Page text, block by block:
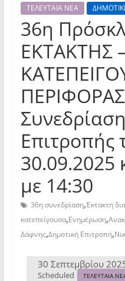
ΤΕΛΕΥΤΑΙΑ ΝΕΑ
36η
ΕΚΤΑΚΤΗΣ
ΠΕΡΙΦΟΡΑΣ
Επιτροπής
30.09.2025
με 14:30
36η συνεδρίαση,Έκτακτη
κατεπείγουσα,Ενημέρωση,
Δάφνης,Δημοτική Επιτροπή,
30 Σεπτεμβρίου
Scheduled ΤΕΛΕΥΤΑΙΑ